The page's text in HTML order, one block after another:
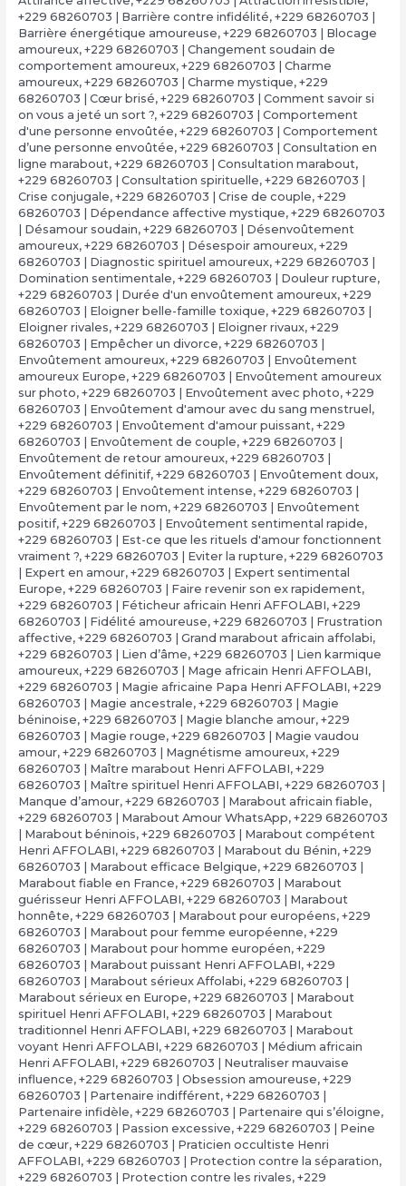
+229 68260703 | Barrière contre infidélité, +229 68260703 |
Barrière énergétique amoureuse, +229 68260703 | Blocage
amoureux, +229 68260703 | Changement soudain de
comportement amoureux, +229 68260703 | Charme
amoureux, +229 68260703 | Charme mystique, +229
68260703 | Cœur brisé, +229 68260703 | Comment savoir si
on vous a jeté un sort ?, +229 68260703 | Comportement
d'une personne envoûtée, +229 68260703 | Comportement
d’une personne envoûtée, +229 68260703 | Consultation en
ligne marabout, +229 68260703 | Consultation marabout,
+229 68260703 | Consultation spirituelle, +229 68260703 |
Crise conjugale, +229 68260703 | Crise de couple, +229
68260703 | Dépendance affective mystique, +229 68260703
| Désamour soudain, +229 68260703 | Désenvoûtement
amoureux, +229 68260703 | Désespoir amoureux, +229
68260703 | Diagnostic spirituel amoureux, +229 68260703 |
Domination sentimentale, +229 68260703 | Douleur rupture,
+229 68260703 | Durée d'un envoûtement amoureux, +229
68260703 | Eloigner belle-famille toxique, +229 68260703 |
Eloigner rivales, +229 68260703 | Eloigner rivaux, +229
68260703 | Empêcher un divorce, +229 68260703 |
Envoûtement amoureux, +229 68260703 | Envoûtement
amoureux Europe, +229 68260703 | Envoûtement amoureux
sur photo, +229 68260703 | Envoûtement avec photo, +229
68260703 | Envoûtement d'amour avec du sang menstruel ,
+229 68260703 | Envoûtement d'amour puissant, +229
68260703 | Envoûtement de couple, +229 68260703 |
Envoûtement de retour amoureux, +229 68260703 |
Envoûtement définitif, +229 68260703 | Envoûtement doux,
+229 68260703 | Envoûtement intense, +229 68260703 |
Envoûtement par le nom, +229 68260703 | Envoûtement
positif, +229 68260703 | Envoûtement sentimental rapide,
+229 68260703 | Est-ce que les rituels d'amour fonctionnent
vraiment ?, +229 68260703 | Eviter la rupture, +229 68260703
| Expert en amour, +229 68260703 | Expert sentimental
Europe, +229 68260703 | Faire revenir son ex rapidement,
+229 68260703 | Féticheur africain Henri AFFOLABI, +229
68260703 | Fidélité amoureuse, +229 68260703 | Frustration
affective, +229 68260703 | Grand marabout africain affolabi,
+229 68260703 | Lien d’âme, +229 68260703 | Lien karmique
amoureux, +229 68260703 | Mage africain Henri AFFOLABI,
+229 68260703 | Magie africaine Papa Henri AFFOLABI, +229
68260703 | Magie ancestrale, +229 68260703 | Magie
béninoise, +229 68260703 | Magie blanche amour, +229
68260703 | Magie rouge, +229 68260703 | Magie vaudou
amour, +229 68260703 | Magnétisme amoureux, +229
68260703 | Maître marabout Henri AFFOLABI, +229
68260703 | Maître spirituel Henri AFFOLABI, +229 68260703 |
Manque d’amour, +229 68260703 | Marabout africain fiable,
+229 68260703 | Marabout Amour WhatsApp, +229 68260703
| Marabout béninois, +229 68260703 | Marabout compétent
Henri AFFOLABI, +229 68260703 | Marabout du Bénin, +229
68260703 | Marabout efficace Belgique, +229 68260703 |
Marabout fiable en France, +229 68260703 | Marabout
guérisseur Henri AFFOLABI, +229 68260703 | Marabout
honnête, +229 68260703 | Marabout pour européens, +229
68260703 | Marabout pour femme européenne, +229
68260703 | Marabout pour homme européen, +229
68260703 | Marabout puissant Henri AFFOLABI, +229
68260703 | Marabout sérieux Affolabi, +229 68260703 |
Marabout sérieux en Europe, +229 68260703 | Marabout
spirituel Henri AFFOLABI, +229 68260703 | Marabout
traditionnel Henri AFFOLABI, +229 68260703 | Marabout
voyant Henri AFFOLABI, +229 68260703 | Médium africain
Henri AFFOLABI, +229 68260703 | Neutraliser mauvaise
influence, +229 68260703 | Obsession amoureuse, +229
68260703 | Partenaire indifférent, +229 68260703 |
Partenaire infidèle, +229 68260703 | Partenaire qui s’éloigne,
+229 68260703 | Passion excessive, +229 68260703 | Peine
de cœur, +229 68260703 | Praticien occultiste Henri
AFFOLABI, +229 68260703 | Protection contre la séparation,
+229 68260703 | Protection contre les rivales, +229